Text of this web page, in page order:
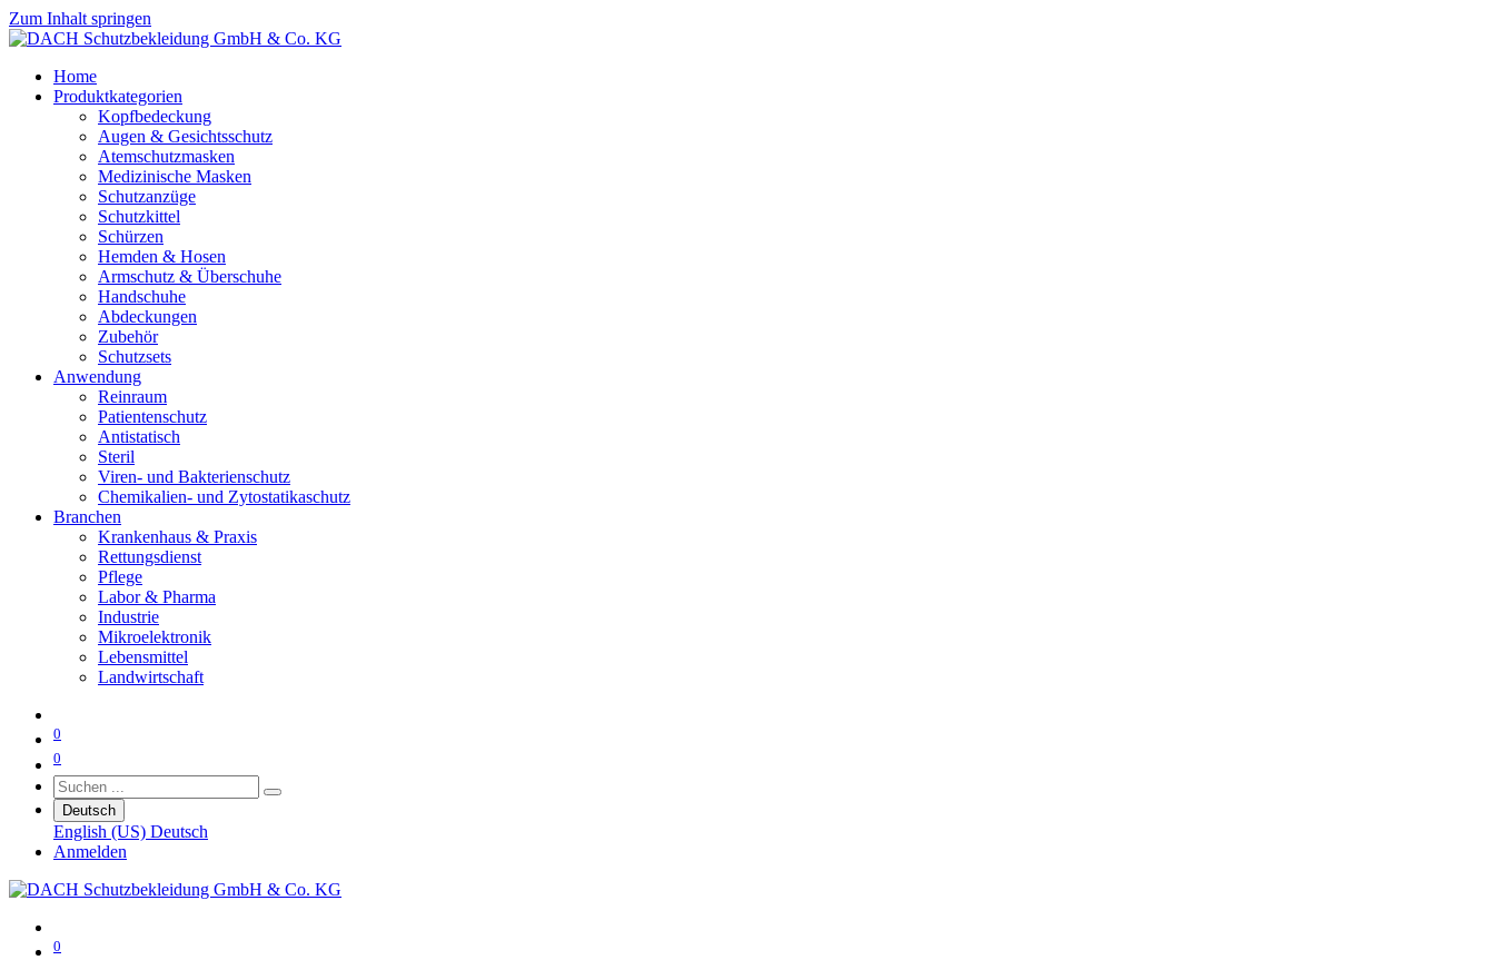
Zum Inhalt springen
Home
Produktkategorien
Kopfbedeckung
Augen & Gesichtsschutz
Atemschutzmasken
Medizinische Masken
Schutzanzüge
Schutzkittel
Schürzen
Hemden & Hosen
Armschutz & Überschuhe
Handschuhe
Abdeckungen
Zubehör
Schutzsets
Anwendung
Reinraum
Patientenschutz
Antistatisch
Steril
Viren- und Bakterienschutz
Chemikalien- und Zytostatikaschutz
Branchen
Krankenhaus & Praxis
Rettungsdienst
Pflege
Labor & Pharma
Industrie
Mikroelektronik
Lebensmittel
Landwirtschaft
0
0
Deutsch
English (US) Deutsch
Anmelden
0